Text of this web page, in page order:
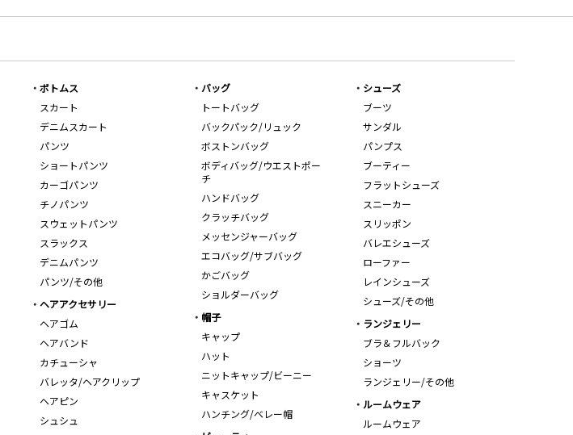
ボトムス
スカート
デニムスカート
パンツ
ショートパンツ
カーゴパンツ
チノパンツ
スウェットパンツ
スラックス
デニムパンツ
パンツ/その他
バッグ
トートバッグ
バックパック/リュック
ボストンバッグ
ボディバッグ/ウエストポー
チ
ハンドバッグ
クラッチバッグ
メッセンジャーバッグ
エコバッグ/サブバッグ
かごバッグ
ショルダーバッグ
シューズ
ブーツ
サンダル
パンプス
ブーティー
フラットシューズ
スニーカー
スリッポン
バレエシューズ
ローファー
レインシューズ
シューズ/その他
ヘアアクセサリー
ヘアゴム
ヘアバンド
カチューシャ
バレッタ/ヘアクリップ
ヘアピン
シュシュ
帽子
キャップ
ハット
ニットキャップ/ビーニー
キャスケット
ハンチング/ベレー帽
ランジェリー
ブラ＆フルバック
ショーツ
ランジェリー/その他
ルームウェア
ルームウェア